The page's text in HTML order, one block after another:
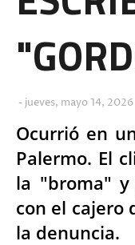
jueves, mayo 14, 2026
Ocurrió en
Palermo. El
la "broma" y
con el cajero
la denuncia.